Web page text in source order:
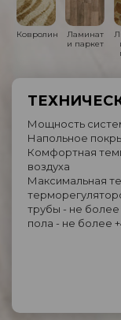
Ковролин
Ламинат
и паркет
Мощность
Напольное
Комфортная
воздуха
Максимальная
трубы - не более
пола - не более